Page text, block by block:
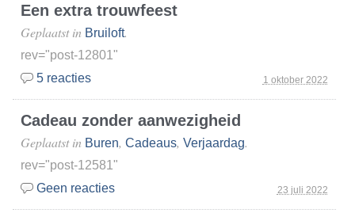
Een extra trouwfeest
1 oktober 2022
Geplaatst in Bruiloft.
rev="post-12801"
5 reacties
Cadeau zonder aanwezigheid
23 juli 2022
Geplaatst in Buren, Cadeaus, Verjaardag.
rev="post-12581"
Geen reacties